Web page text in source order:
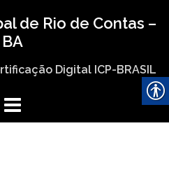
de Rio de Contas –
BA
Digital ICP-BRASIL